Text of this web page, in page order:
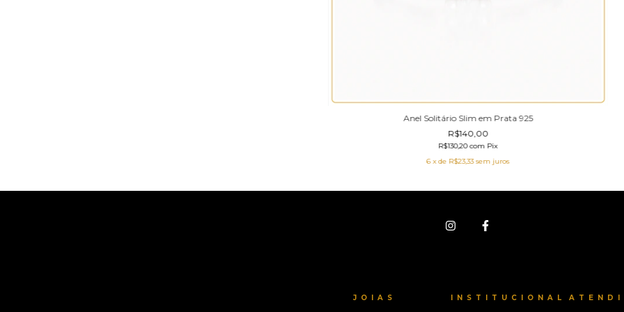
Anel Solitário Slim em Prata 925
R$140,00
R$130,20com Pix
6 x de R$23,33 sem juros
JOIAS INSTITUCIONAL